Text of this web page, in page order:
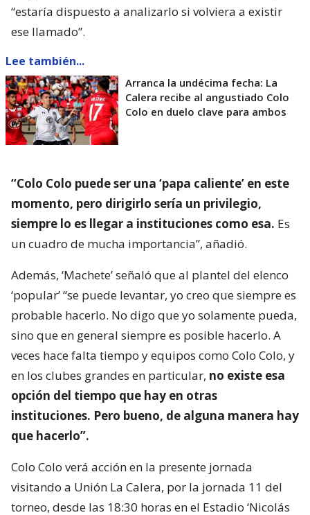
“estaría dispuesto a analizarlo si volviera a existir
ese llamado”.
Lee también...
Arranca la undécima fecha: La
Calera recibe al angustiado Colo
Colo en duelo clave para ambos
“Colo Colo puede ser una ‘papa caliente’ en este
momento, pero dirigirlo sería un privilegio,
siempre lo es llegar a instituciones como esa. Es
un cuadro de mucha importancia”, añadió.
Además, ‘Machete’ señaló que al plantel del elenco
‘popular’ “se puede levantar, yo creo que siempre es
probable hacerlo. No digo que yo solamente pueda,
sino que en general siempre es posible hacerlo. A
veces hace falta tiempo y equipos como Colo Colo, y
en los clubes grandes en particular, no existe esa
opción del tiempo que hay en otras
instituciones. Pero bueno, de alguna manera hay
que hacerlo”.
Colo Colo verá acción en la presente jornada
visitando a Unión La Calera, por la jornada 11 del
torneo, desde las 18:30 horas en el Estadio ‘Nicolás